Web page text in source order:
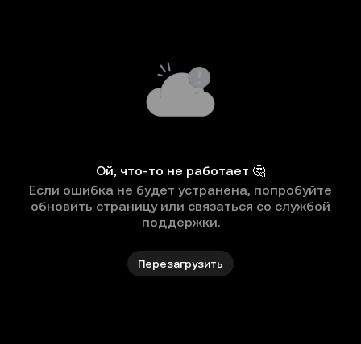
Ой, что-то не работает 🤔
Если ошибка не будет устранена, попробуйте
обновить страницу или связаться со службой
поддержки.
Перезагрузить